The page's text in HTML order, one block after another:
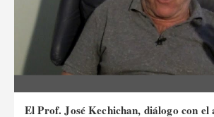
El Prof. José Kechichan, diálogo con el